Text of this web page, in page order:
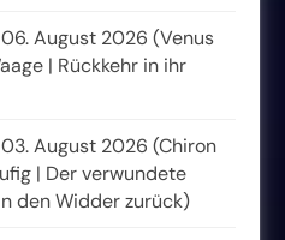
August 2026 (Venus
| Rückkehr in ihr
August 2026 (Chiron
| Der verwundete
den Widder zurück)